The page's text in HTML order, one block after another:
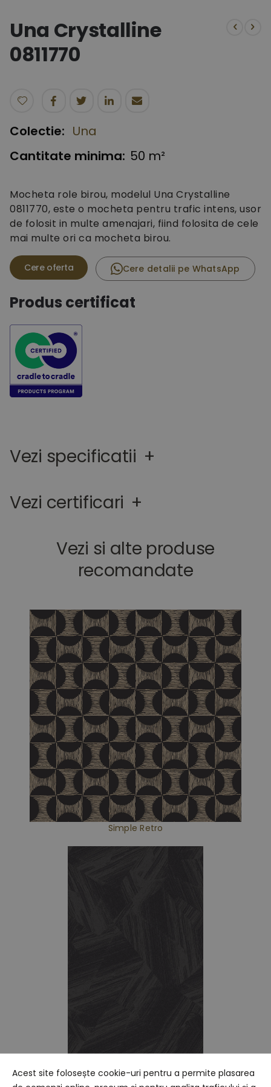
Acest site folosește cookie-uri pentru a permite plasarea
beginning
of
the
images
Una Crystalline
0811770
Colectie: Una
Cantitate minima: 50 m²
Mocheta role birou, modelul Una Crystalline
0811770, este o mocheta pentru trafic intens, usor
de folosit in multe amenajari, fiind folosita de cele
mai multe ori ca mocheta birou.
Cere detalii pe WhatsApp
Produs certificat
Vezi specificatii +
Vezi certificari +
Vezi si alte produse
recomandate
Simple Retro